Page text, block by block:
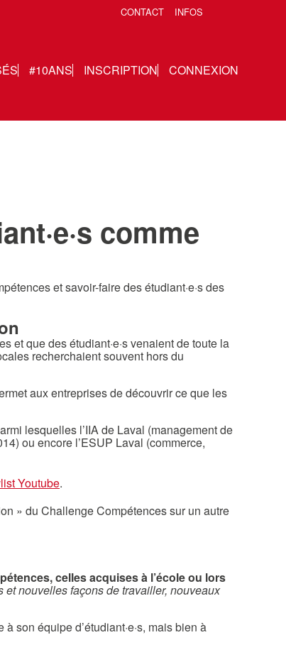
#10ANS INSCRIPTION CONNEXION
CONTACT INFOS
comme
et savoir-faire des étudiant·e·s des
et que des étudiant·e·s venaient de toute la
recherchaient souvent hors du
aux entreprises de découvrir ce que les
lesquelles l’IIA de Laval (management de
ou encore l’ESUP Laval (commerce,
Youtube.
» du Challenge Compétences sur un autre
celles acquises à l’école ou lors
nouvelles façons de travailler, nouveaux
son équipe d’étudiant·e·s, mais bien à